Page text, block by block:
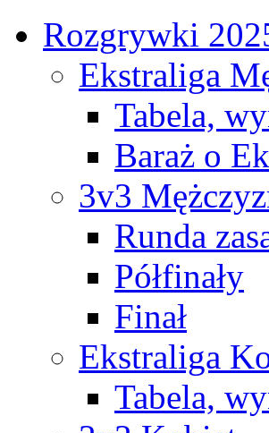
Rozgrywki
Ekstraliga
Tabela,
Baraż o
3v3
Runda
Półfinały
Finał
Ekstraliga
Tabela,